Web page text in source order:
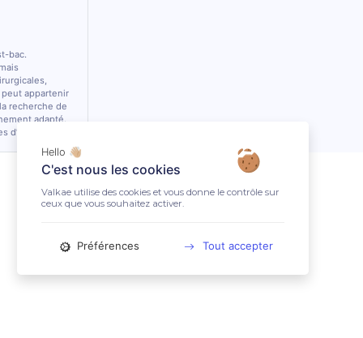
bac.
appartenir
recherche de
adapté.
Hello 👋🏼
C'est nous les cookies
Valkae utilise des cookies et vous donne le contrôle sur
ceux que vous souhaitez activer.
Préférences Tout accepter